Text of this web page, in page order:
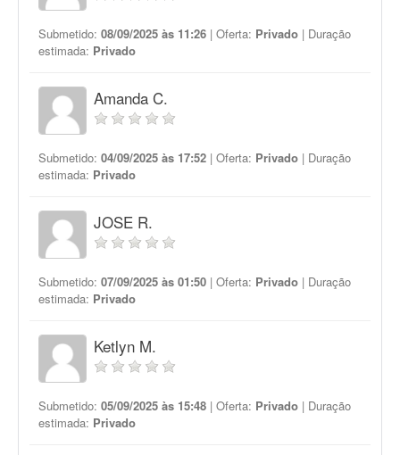
Submetido: 08/09/2025 às 11:26 | Oferta: Privado | Duração
estimada: Privado
Amanda C.
Submetido: 04/09/2025 às 17:52 | Oferta: Privado | Duração
estimada: Privado
JOSE R.
Submetido: 07/09/2025 às 01:50 | Oferta: Privado | Duração
estimada: Privado
Ketlyn M.
Submetido: 05/09/2025 às 15:48 | Oferta: Privado | Duração
estimada: Privado